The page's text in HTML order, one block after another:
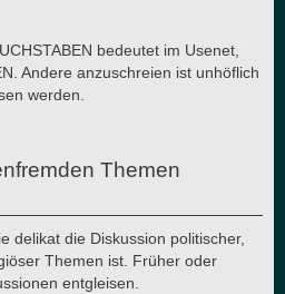
bedeutet im Usenet,
Andere anzuschreien ist unhöflich
werden.
Themen
delikat die Diskussion politischer,
Themen ist. Früher oder
entgleisen.